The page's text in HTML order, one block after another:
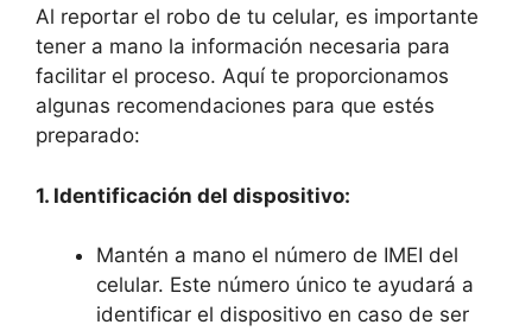
Al reportar el robo de tu celular, es​ importante⁤
tener a mano la información necesaria para
facilitar el proceso. Aquí te ⁢proporcionamos
⁢algunas ⁣recomendaciones para que estés
preparado:
1. Identificación del dispositivo:
Mantén ‍a mano ⁢el número de IMEI del
⁣celular. Este número único te​ ayudará a
identificar el dispositivo en caso de ser